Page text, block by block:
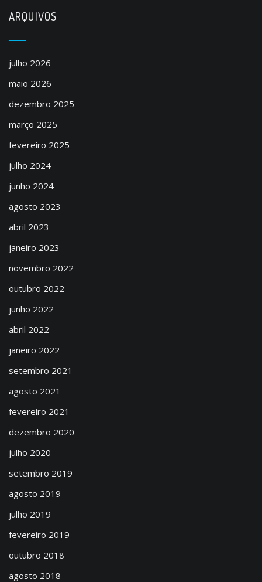
ARQUIVOS
julho 2026
maio 2026
dezembro 2025
março 2025
fevereiro 2025
julho 2024
junho 2024
agosto 2023
abril 2023
janeiro 2023
novembro 2022
outubro 2022
junho 2022
abril 2022
janeiro 2022
setembro 2021
agosto 2021
fevereiro 2021
dezembro 2020
julho 2020
setembro 2019
agosto 2019
julho 2019
fevereiro 2019
outubro 2018
agosto 2018